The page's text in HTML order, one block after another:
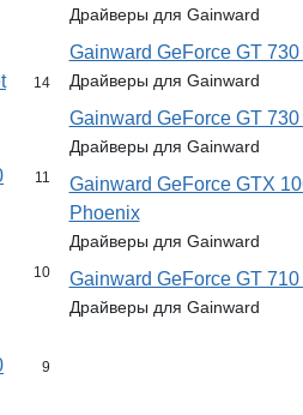
14
11
10
9
Драйверы для Gainward
Gainward GeForce GT
Драйверы для Gainward
Gainward GeForce GT
Драйверы для Gainward
Gainward GeForce GTX
Phoenix
Драйверы для Gainward
Gainward GeForce GT 710
Драйверы для Gainward